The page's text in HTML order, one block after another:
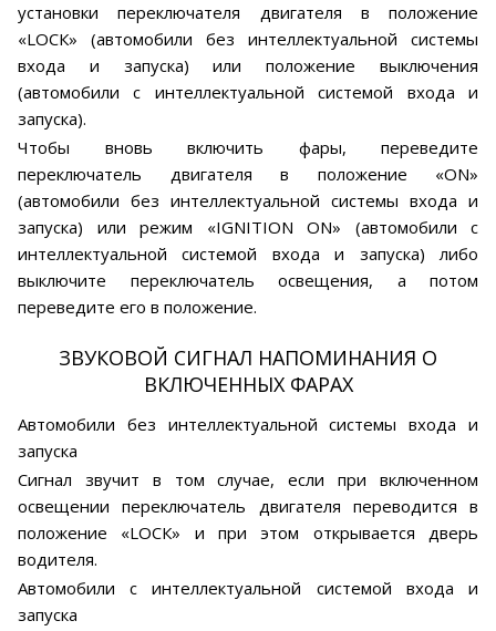
установки переключателя двигателя в положение
«LOСК» (автомобили без интеллектуальной системы
входа и запуска) или положение выключения
(автомобили с интеллектуальной системой входа и
запуска).
Чтобы вновь включить фары, переведите
переключатель двигателя в положение «ON»
(автомобили без интеллектуальной системы входа и
запуска) или режим «IGNITION ON» (автомобили с
интеллектуальной системой входа и запуска) либо
выключите переключатель освещения, а потом
переведите его в положение.
ЗВУКОВОЙ СИГНАЛ НАПОМИНАНИЯ О
ВКЛЮЧЕННЫХ ФАРАХ
Автомобили без интеллектуальной системы входа и
запуска
Сигнал звучит в том случае, если при включенном
освещении переключатель двигателя переводится в
положение «LOСК» и при этом открывается дверь
водителя.
Автомобили с интеллектуальной системой входа и
запуска